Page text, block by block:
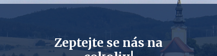
Zeptejte se nás na